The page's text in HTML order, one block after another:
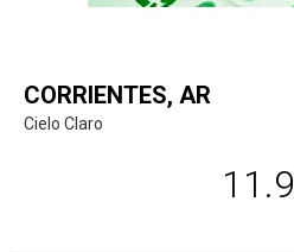
CORRIENTES, AR
Cielo Claro
11.9